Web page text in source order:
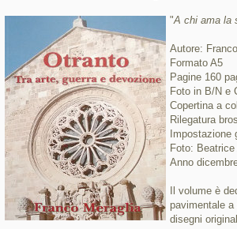
"A chi ama la
Autore:
Formato A5
Pagine 160
Foto in B/N e
Copertina a
Rilegatura
Impostazione
Foto: Beatrice
Anno
Il volume è
pavimentale
disegni